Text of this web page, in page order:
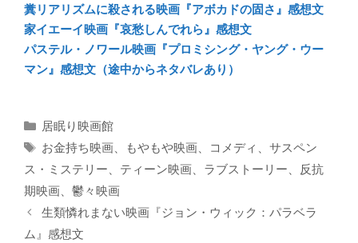
糞リアリズムに殺される映画『アボカドの固さ』感想文
家イエーイ映画『哀愁しんでれら』感想文
パステル・ノワール映画『プロミシング・ヤング・ウー
マン』感想文（途中からネタバレあり）
カ
テ
ゴ
リ
ー
居眠り映画館
タ
グ
お金持ち映画、 もやもや映画、 コメディ 、 サスペン
ス・ミステリー、 ティーン映画、 ラブストーリー、 反抗
期映画、 鬱々映画
生類憐れまない映画『ジョン・ウィック：パラベラ
ム』感想文